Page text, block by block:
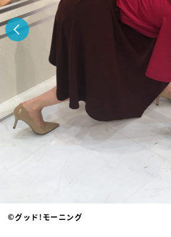
©グッド!モーニング